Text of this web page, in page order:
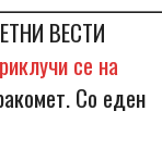
ВЕСТИ
се на
Со еден